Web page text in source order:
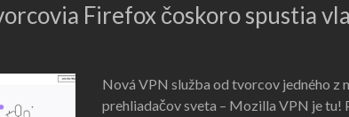
Firefox čoskoro spustia
Nová VPN služba od tvorcov jedného z
prehliadačov sveta – Mozilla VPN je tu!